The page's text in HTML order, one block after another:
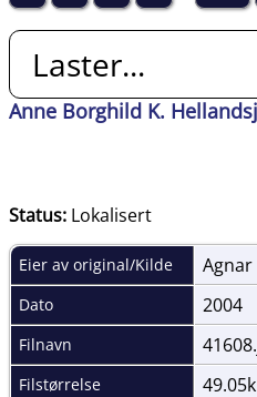
Laster...
Anne Borghild K.
Status: Lokalisert
Eier av original/Kilde Agnar
Dato 2004
Filnavn
Filstørrelse 49.05k